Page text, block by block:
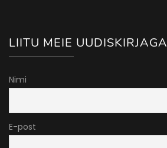
LIITU MEIE UUDISKIRJAGA
Nimi
E-post